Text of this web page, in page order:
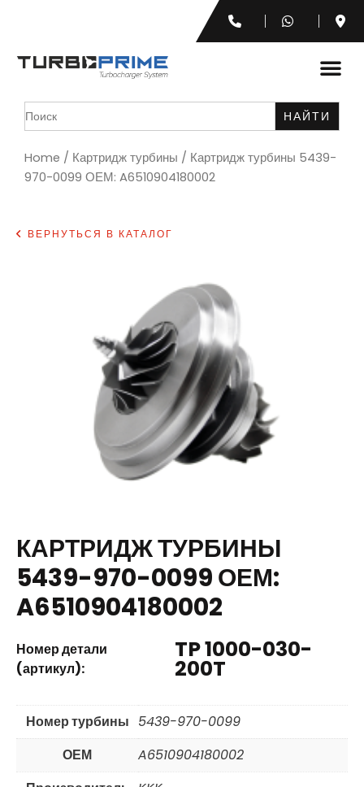
Search
for:
Home / Картридж турбины / Картридж турбины 5439-
970-0099 ОЕМ: A6510904180002
ВЕРНУТЬСЯ В КАТАЛОГ
КАРТРИДЖ ТУРБИНЫ
5439-970-0099 ОЕМ:
A6510904180002
Номер детали
(артикул):
TP 1000-030-
200T
Номер турбины 5439-970-0099
ОЕМ
A6510904180002